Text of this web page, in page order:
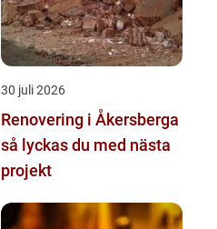
30 juli 2026
Renovering i Åkersberga
så lyckas du med nästa
projekt